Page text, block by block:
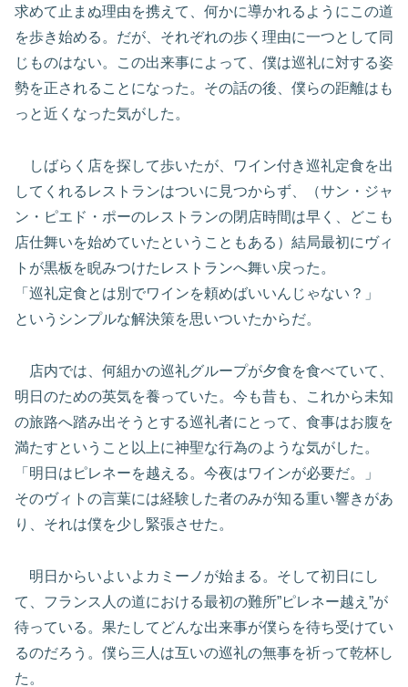
求めて止まぬ理由を携えて、何かに導かれるようにこの道
を歩き始める。だが、それぞれの歩く理由に一つとして同
じものはない。この出来事によって、僕は巡礼に対する姿
勢を正されることになった。その話の後、僕らの距離はも
っと近くなった気がした。
しばらく店を探して歩いたが、ワイン付き巡礼定食を出
してくれるレストランはついに見つからず、（サン・ジャ
ン・ピエド・ポーのレストランの閉店時間は早く、どこも
店仕舞いを始めていたということもある）結局最初にヴィ
トが黒板を睨みつけたレストランへ舞い戻った。
「巡礼定食とは別でワインを頼めばいいんじゃない？」
というシンプルな解決策を思いついたからだ。
店内では、何組かの巡礼グループが夕食を食べていて、
明日のための英気を養っていた。今も昔も、これから未知
の旅路へ踏み出そうとする巡礼者にとって、食事はお腹を
満たすということ以上に神聖な行為のような気がした。
「明日はピレネーを越える。今夜はワインが必要だ。」
そのヴィトの言葉には経験した者のみが知る重い響きがあ
り、それは僕を少し緊張させた。
明日からいよいよカミーノが始まる。そして初日にし
て、フランス人の道における最初の難所”ピレネー越え”が
待っている。果たしてどんな出来事が僕らを待ち受けてい
るのだろう。僕ら三人は互いの巡礼の無事を祈って乾杯し
た。